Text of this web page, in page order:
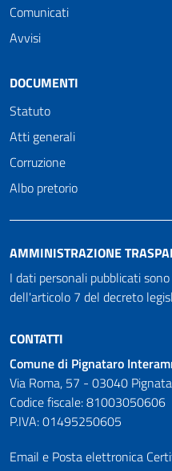
Comunicati
Avvisi
DOCUMENTI
Statuto
Atti generali
Corruzione
Albo pretorio
AMMINISTRAZIONE
I dati personali pubblicati
dell'articolo 7 del decreto
CONTATTI
Comune di Pignataro
Via Roma, 57 - 03040
Codice fiscale: 81003050606
P.IVA: 01495250605
Email e Posta elettronica